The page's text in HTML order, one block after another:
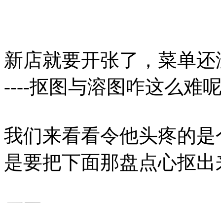
新店就要开张了，菜单
----抠图与溶图咋这么难
我们来看看令他头疼的
是要把下面那盘点心抠